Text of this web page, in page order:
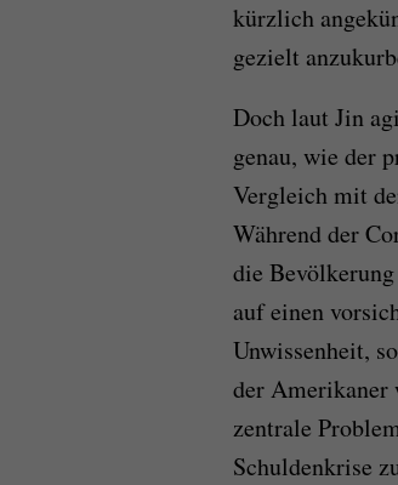
kürzlich
gezielt
Doch laut Jin
genau, wie der
Vergleich mit
Während der
die
auf einen
Unwissenheit,
der Amerikaner
zentrale
Schuldenkrise